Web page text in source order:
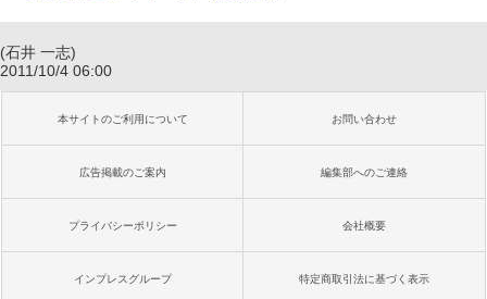
(石井 一志)
2011/10/4 06:00
本サイトのご利用について お問い合わせ
広告掲載のご案内 編集部へのご連絡
プライバシーポリシー 会社概要
インプレスグループ 特定商取引法に基づく表示